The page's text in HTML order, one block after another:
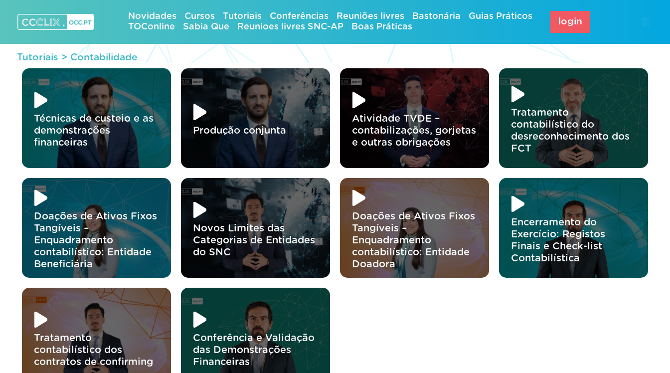
content
Novidades Cursos Tutoriais Conferências Reuniões livres Bastonária
Guias Práticos
TOConline
Sabia Que Reunioes livres SNC-AP Boas Práticas
login
Tutoriais > Contabilidade
Técnicas de custeio e as
demonstrações
financeiras
Produção conjunta
Atividade TVDE –
contabilizações, gorjetas
e outras obrigações
Tratamento
contabilístico do
desreconhecimento dos
FCT
Doações de Ativos Fixos
Tangíveis –
Enquadramento
contabilístico: Entidade
Beneficiária
Novos Limites das
Categorias de Entidades
do SNC
Doações de Ativos Fixos
Tangíveis –
Enquadramento
contabilístico: Entidade
Doadora
Encerramento do
Exercício: Registos
Finais e Check-list
Contabilística
Tratamento
contabilístico dos
contratos de confirming
Conferência e Validação
das Demonstrações
Financeiras